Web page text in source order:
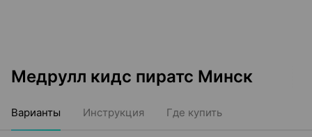
Медрулл кидс пиратс Минск
Варианты Инструкция Где купить